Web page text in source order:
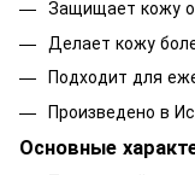
Защищает кожу
Делает кожу
Подходит для
Произведено в
Основные